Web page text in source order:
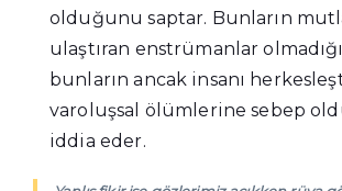
olduğunu saptar. Bunların
ulaştıran enstrümanlar
bunların ancak insanı
varoluşsal ölümlerine sebep
iddia eder.